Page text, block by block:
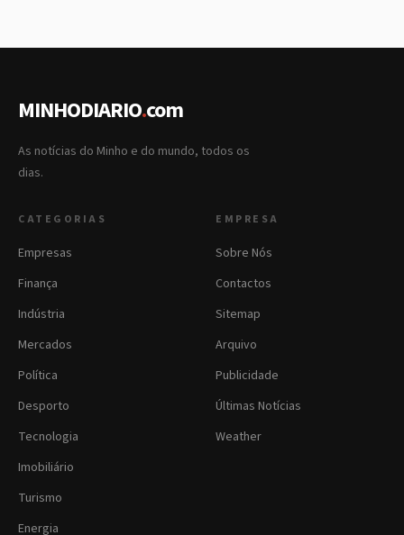
MINHODIARIO.com
As notícias do Minho e do mundo, todos os
dias.
CATEGORIAS
Empresas
Finança
Indústria
Mercados
Política
Desporto
Tecnologia
Imobiliário
Turismo
Energia
EMPRESA
Sobre Nós
Contactos
Sitemap
Arquivo
Publicidade
Últimas Notícias
Weather